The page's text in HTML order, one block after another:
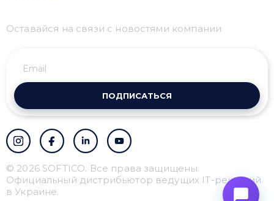
Оставайся на связи с новостями компании
ПОДПИСАТЬСЯ
© 2026 SOFTICO. Все права защищены.
Официальный дистрибьютор ведущих IT-решений
в Украине.